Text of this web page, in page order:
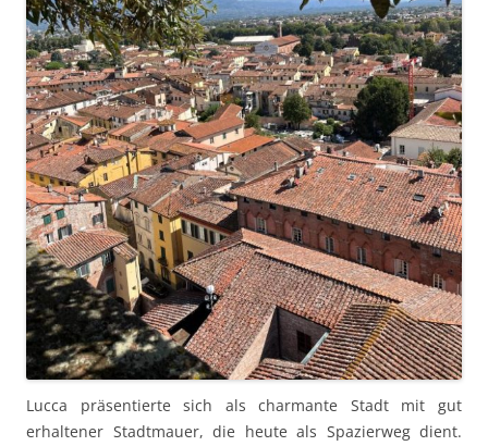
Lucca präsentierte sich als charmante Stadt mit gut
erhaltener Stadtmauer, die heute als Spazierweg dient.